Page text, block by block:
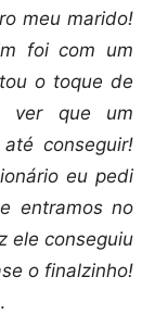
meu marido!
foi com um
o toque de
ver que um
conseguir!
eu pedi
entramos no
ele conseguiu
o finalzinho!